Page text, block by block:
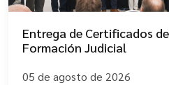
Entrega de Certificados
Formación Judicial
05 de agosto de 2026